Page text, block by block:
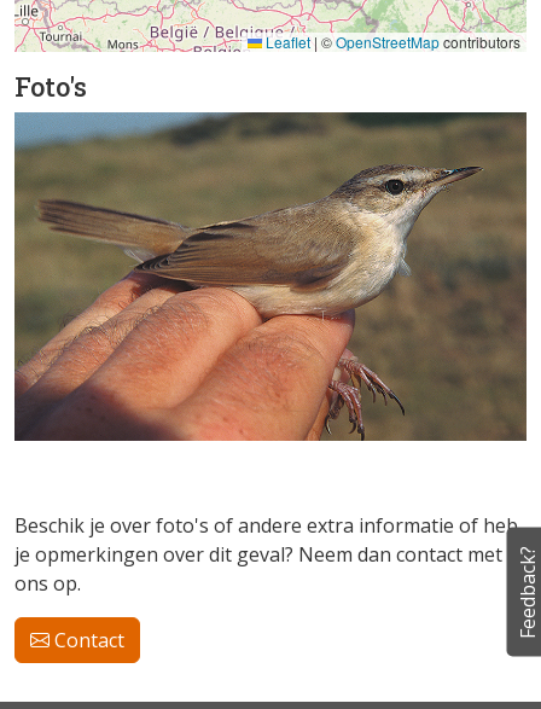
Leaflet| ©OpenStreetMapcontributors
Foto's
Beschik je over foto's of andere extra informatie of heb
je opmerkingen over dit geval? Neem dan contact met
ons op.
Contact
Feedback?